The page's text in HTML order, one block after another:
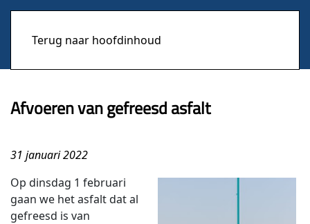
Terug naar hoofdinhoud
Afvoeren van gefreesd asfalt
31 januari 2022
Op dinsdag 1 februari
gaan we het asfalt dat al
gefreesd is van